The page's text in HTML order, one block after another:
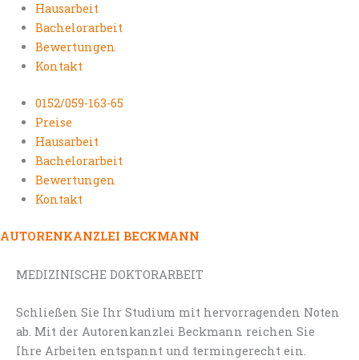
Hausarbeit
Bachelorarbeit
Bewertungen
Kontakt
0152/059-163-65
Preise
Hausarbeit
Bachelorarbeit
Bewertungen
Kontakt
AUTORENKANZLEI BECKMANN
MEDIZINISCHE DOKTORARBEIT
Schließen Sie Ihr Studium mit hervorragenden Noten
ab. Mit der Autorenkanzlei Beckmann reichen Sie
Ihre Arbeiten entspannt und termingerecht ein.